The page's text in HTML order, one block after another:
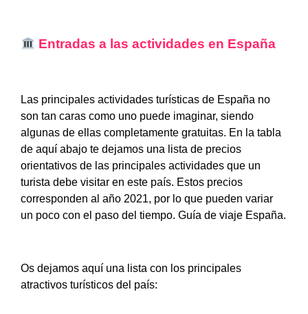
Entradas a las actividades en España
Las principales actividades turísticas de España no
son tan caras como uno puede imaginar, siendo
algunas de ellas completamente gratuitas. En la tabla
de aquí abajo te dejamos una lista de precios
orientativos de las principales actividades que un
turista debe visitar en este país. Estos precios
corresponden al año 2021, por lo que pueden variar
un poco con el paso del tiempo. Guía de viaje España.
Os dejamos aquí una lista con los principales
atractivos turísticos del país: